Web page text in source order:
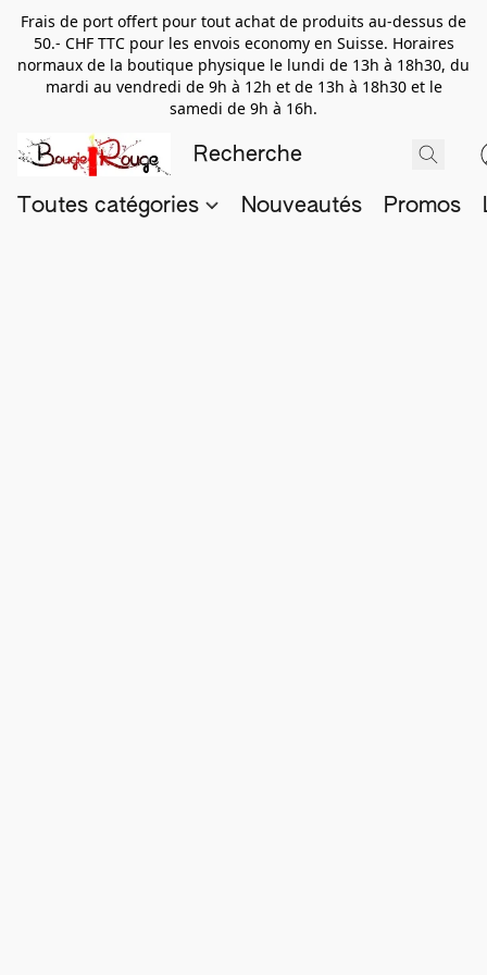
Frais de port offert pour tout achat de produits au-dessus de
50.- CHF TTC pour les envois economy en Suisse. Horaires
normaux de la boutique physique le lundi de 13h à 18h30, du
mardi au vendredi de 9h à 12h et de 13h à 18h30 et le
samedi de 9h à 16h.
Toutes catégories Nouveautés Promos